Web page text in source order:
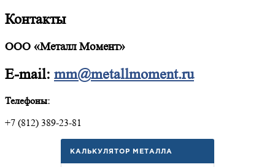
Контакты
ООО «Металл Момент»
E-mail: mm@metallmoment.ru
Телефоны:
+7 (812) 389-23-81